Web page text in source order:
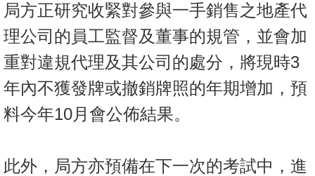
局方正研究收緊對參與一手銷售之地產代
理公司的員工監督及董事的規管，並會加
重對違規代理及其公司的處分，將現時3
年內不獲發牌或撤銷牌照的年期增加，預
料今年10月會公佈結果。
此外，局方亦預備在下一次的考試中，進